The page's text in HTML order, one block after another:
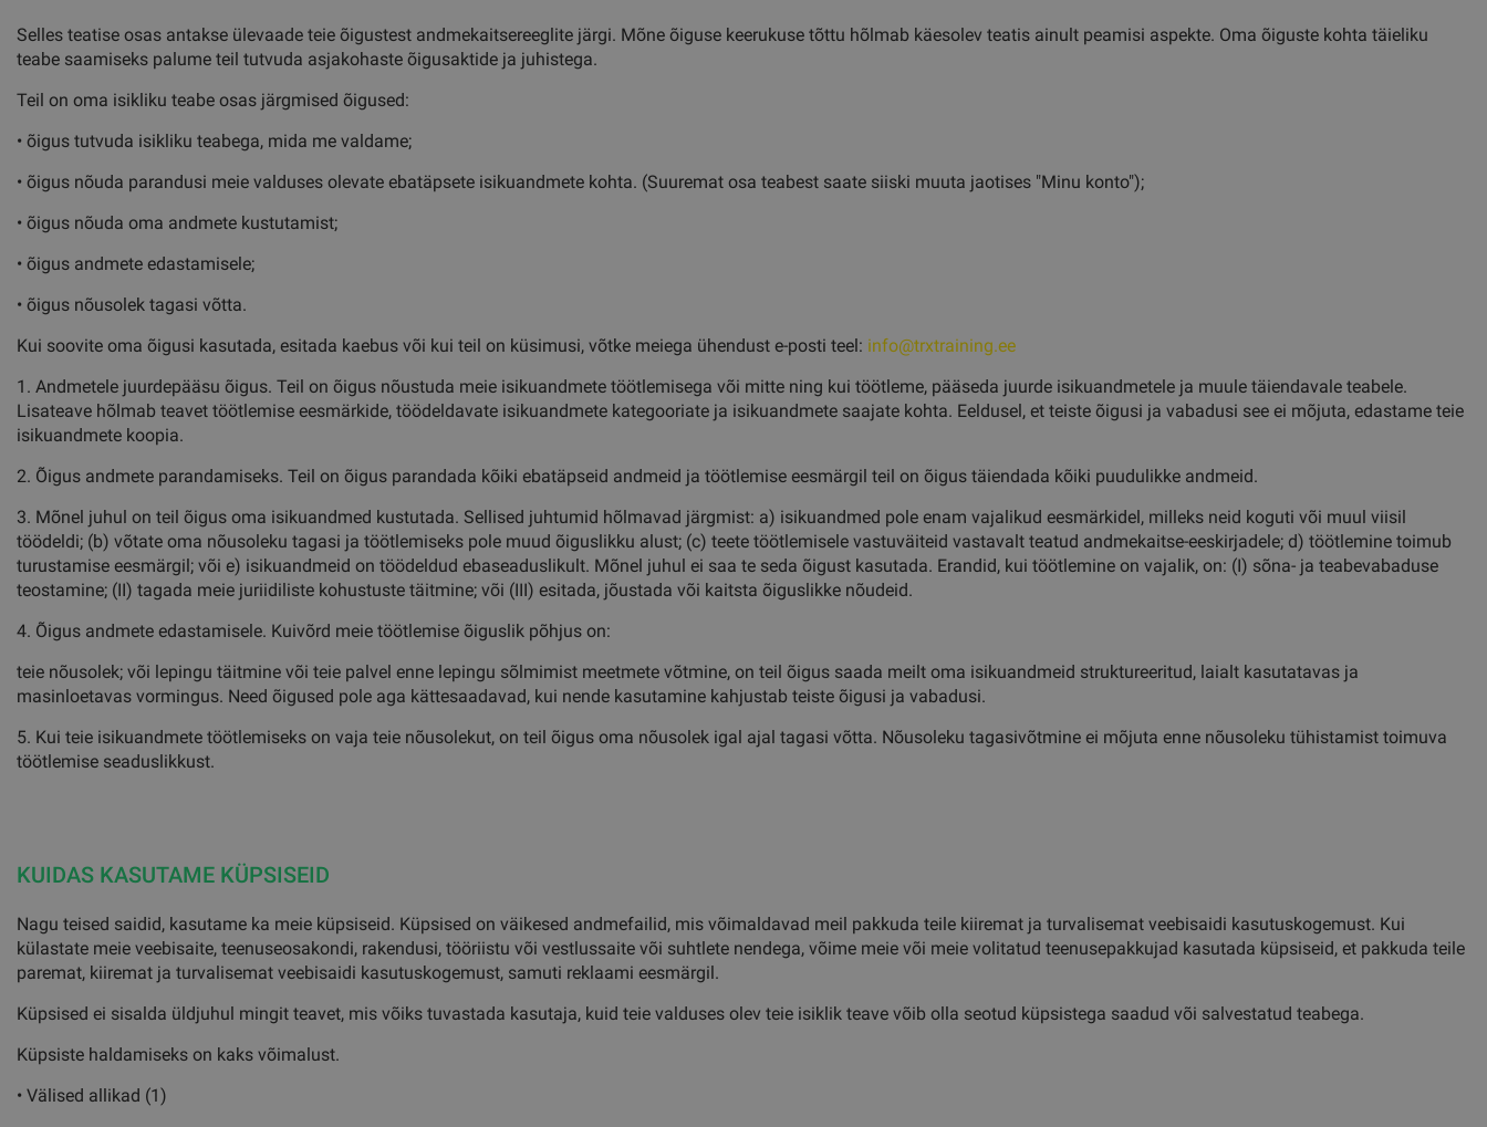
Selles teatise osas antakse ülevaade teie õigustest andmekaitsereeglite järgi. Mõne õiguse keerukuse tõttu hõlmab käesolev teatis ainult peamisi aspekte. Oma õiguste kohta täieliku
teabe saamiseks palume teil tutvuda asjakohaste õigusaktide ja juhistega.
Teil on oma isikliku teabe osas järgmised õigused:
• õigus tutvuda isikliku teabega, mida me valdame;
• õigus nõuda parandusi meie valduses olevate ebatäpsete isikuandmete kohta. (Suuremat osa teabest saate siiski muuta jaotises "Minu konto");
• õigus nõuda oma andmete kustutamist;
• õigus andmete edastamisele;
• õigus nõusolek tagasi võtta.
Kui soovite oma õigusi kasutada, esitada kaebus või kui teil on küsimusi, võtke meiega ühendust e-posti teel: info@trxtraining.ee
1. Andmetele juurdepääsu õigus. Teil on õigus nõustuda meie isikuandmete töötlemisega või mitte ning kui töötleme, pääseda juurde isikuandmetele ja muule täiendavale teabele.
Lisateave hõlmab teavet töötlemise eesmärkide, töödeldavate isikuandmete kategooriate ja isikuandmete saajate kohta. Eeldusel, et teiste õigusi ja vabadusi see ei mõjuta, edastame teie
isikuandmete koopia.
2. Õigus andmete parandamiseks. Teil on õigus parandada kõiki ebatäpseid andmeid ja töötlemise eesmärgil teil on õigus täiendada kõiki puudulikke andmeid.
3. Mõnel juhul on teil õigus oma isikuandmed kustutada. Sellised juhtumid hõlmavad järgmist: a) isikuandmed pole enam vajalikud eesmärkidel, milleks neid koguti või muul viisil
töödeldi; (b) võtate oma nõusoleku tagasi ja töötlemiseks pole muud õiguslikku alust; (c) teete töötlemisele vastuväiteid vastavalt teatud andmekaitse-eeskirjadele; d) töötlemine toimub
turustamise eesmärgil; või e) isikuandmeid on töödeldud ebaseaduslikult. Mõnel juhul ei saa te seda õigust kasutada. Erandid, kui töötlemine on vajalik, on: (I) sõna- ja teabevabaduse
teostamine; (II) tagada meie juriidiliste kohustuste täitmine; või (III) esitada, jõustada või kaitsta õiguslikke nõudeid.
4. Õigus andmete edastamisele. Kuivõrd meie töötlemise õiguslik põhjus on:
teie nõusolek; või lepingu täitmine või teie palvel enne lepingu sõlmimist meetmete võtmine, on teil õigus saada meilt oma isikuandmeid struktureeritud, laialt kasutatavas ja
masinloetavas vormingus. Need õigused pole aga kättesaadavad, kui nende kasutamine kahjustab teiste õigusi ja vabadusi.
5. Kui teie isikuandmete töötlemiseks on vaja teie nõusolekut, on teil õigus oma nõusolek igal ajal tagasi võtta. Nõusoleku tagasivõtmine ei mõjuta enne nõusoleku tühistamist toimuva
töötlemise seaduslikkust.
KUIDAS KASUTAME KÜPSISEID
Nagu teised saidid, kasutame ka meie küpsiseid. Küpsised on väikesed andmefailid, mis võimaldavad meil pakkuda teile kiiremat ja turvalisemat veebisaidi kasutuskogemust. Kui
külastate meie veebisaite, teenuseosakondi, rakendusi, tööriistu või vestlussaite või suhtlete nendega, võime meie või meie volitatud teenusepakkujad kasutada küpsiseid, et pakkuda teile
paremat, kiiremat ja turvalisemat veebisaidi kasutuskogemust, samuti reklaami eesmärgil.
Küpsised ei sisalda üldjuhul mingit teavet, mis võiks tuvastada kasutaja, kuid teie valduses olev teie isiklik teave võib olla seotud küpsistega saadud või salvestatud teabega.
Küpsiste haldamiseks on kaks võimalust.
• Välised allikad (1)